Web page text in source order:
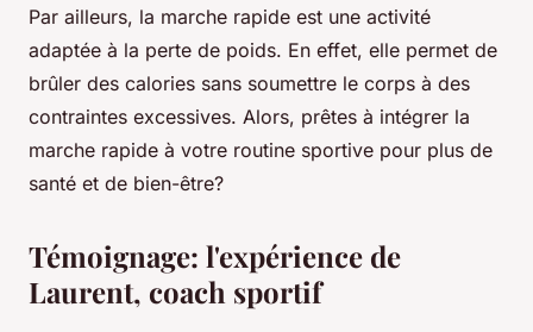
Par ailleurs, la marche rapide est une activité
adaptée à la perte de poids. En effet, elle permet de
brûler des calories sans soumettre le corps à des
contraintes excessives. Alors, prêtes à intégrer la
marche rapide à votre routine sportive pour plus de
santé et de bien-être?
Témoignage: l'expérience de
Laurent, coach sportif